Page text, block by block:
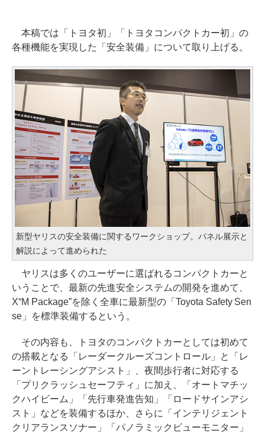
本稿では「トヨタ初」「トヨタコンパクトカー初」の
各種機能を実現した「安全装備」について取り上げる。
新型ヤリスの安全装備に関するワークショップ。パネル展示と
解説によって進められた
ヤリスは多くのユーザーに選ばれるコンパクトカーと
いうことで、最新の先進安全システムの開発を進めて、
X“M Package”を除く全車に最新型の「Toyota Safety Sen
se」を標準装備するという。
その内容も、トヨタのコンパクトカーとしては初めて
の搭載となる「レーダークルーズコントロール」と「レ
ーントレーシングアシスト」、夜間歩行者に対応する
「プリクラッシュセーフティ」に加え、「オートマチッ
クハイビーム」「先行車発進告知」「ロードサインアシ
スト」などを装備するほか、さらに「インテリジェント
クリアランスソナー」「パノラミックビューモニター」